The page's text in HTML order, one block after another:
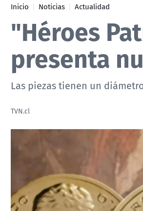
Inicio Noticias Actualidad
"Héroes
presenta
Las piezas tienen un
TVN.cl